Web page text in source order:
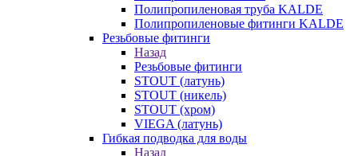
Полипропиленовая труба KALDE
Полипропиленовые фитинги KALDE
Резьбовые фитинги
Назад
Резьбовые фитинги
STOUT (латунь)
STOUT (никель)
STOUT (хром)
VIEGA (латунь)
Гибкая подводка для воды
Назад